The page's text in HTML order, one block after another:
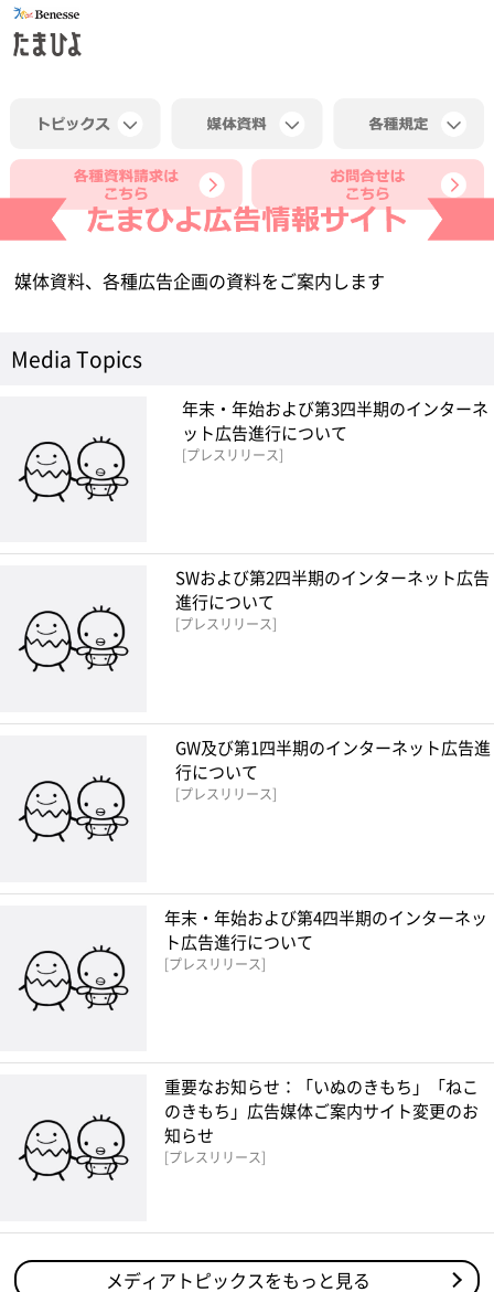
媒体資料、各種広告企画の資料をご案内します
Media Topics
年末・年始および第3四半期のインターネ
ット広告進行について
プレスリリース
SWおよび第2四半期のインターネット広告
進行について
プレスリリース
GW及び第1四半期のインターネット広告進
行について
プレスリリース
年末・年始および第4四半期のインターネッ
ト広告進行について
プレスリリース
重要なお知らせ：「いぬのきもち」「ねこ
のきもち」広告媒体ご案内サイト変更のお
知らせ
プレスリリース
メディアトピックスをもっと見る